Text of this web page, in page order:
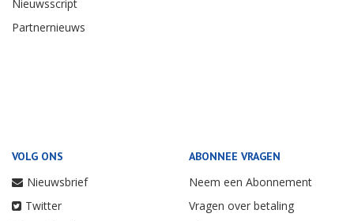
Nieuwsscript
Partnernieuws
VOLG ONS
Nieuwsbrief
Twitter
ABONNEE VRAGEN
Neem een Abonnement
Vragen over betaling